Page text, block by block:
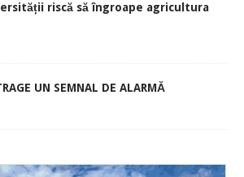
riscă să îngroape agricultura
UN SEMNAL DE ALARMĂ